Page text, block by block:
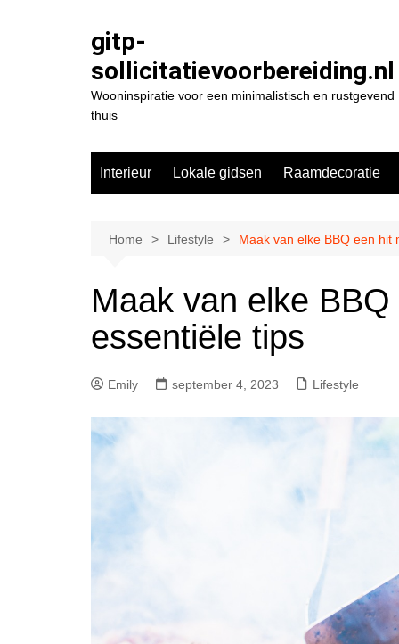
gitp-
sollicitatievoorbereiding.nl
Wooninspiratie voor een minimalistisch en rustgevend
thuis
Interieur Lokale gidsen Raamdecoratie
Home Lifestyle Maak van elke BBQ een hit
Maak van elke
essentiële tips
Emily september 4, 2023 Lifestyle